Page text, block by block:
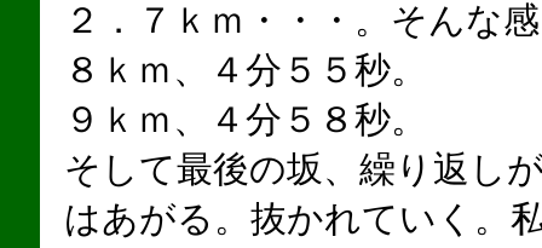
２．７ｋｍ・・・。そんな
８ｋｍ、４分５５秒。
９ｋｍ、４分５８秒。
そして最後の坂、繰り返し
はあがる。抜かれていく。